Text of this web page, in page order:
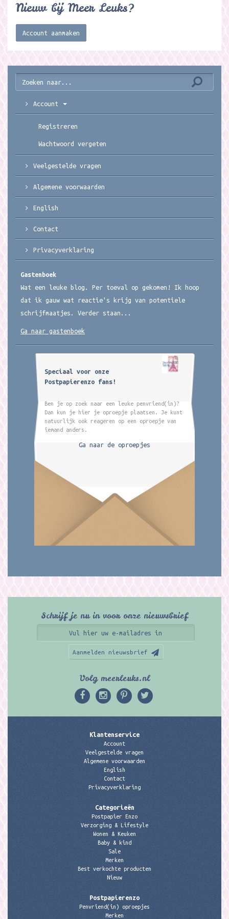
Nieuw bij Meer Leuks?
Account aanmaken
Account
Registreren
Wachtwoord vergeten
Veelgestelde vragen
Algemene voorwaarden
English
Contact
Privacyverklaring
Gastenboek
Wat een leuke blog. Per toeval op gekomen! Ik hoop
dat ik gauw wat reactie's krijg van potentiele
schrijfmaatjes. Verder staan...
Ga naar gastenboek
Speciaal voor onze
Postpapierenzo fans!
Ben je op zoek naar een leuke penvriend(in)?
Dan kun je hier je oproepje plaatsen. Je kunt
natuurlijk ook reageren op een oproepje van
iemand anders.
Ga naar de oproepjes
Schrijf je nu in voor onze nieuwsbrief
Aanmelden nieuwsbrief
Volg meerleuks.nl
Klantenservice
Account
Veelgestelde vragen
Algemene voorwaarden
English
Contact
Privacyverklaring
Categorieën
Postpapier Enzo
Verzorging & Lifestyle
Wonen & Keuken
Baby & kind
Sale
Merken
Best verkochte producten
Nieuw
Postpapierenzo
Penvriend(in) oproepjes
Merken